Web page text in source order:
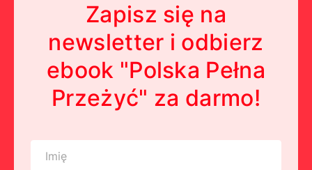
Zapisz się na
newsletter i odbierz
ebook "Polska Pełna
Przeżyć" za darmo!